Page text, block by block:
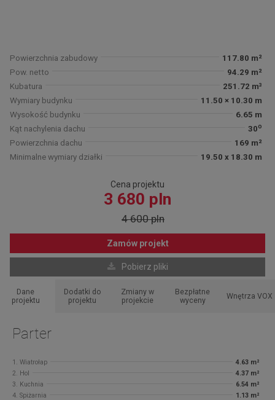
Powierzchnia zabudowy
117.80 m²
Pow. netto
94.29 m²
Kubatura
251.72 m³
Wymiary budynku
11.50 × 10.30 m
Wysokość budynku
6.65 m
Kąt nachylenia dachu
30o
Powierzchnia dachu
169 m²
Minimalne wymiary działki
19.50 x 18.30 m
Cena projektu
3 680 pln
4 600 pln
Zamów projekt
Pobierz pliki
Dane
projektu
Dodatki do
projektu
Zmiany w
projekcie
Bezpłatne
wyceny
Wnętrza VOX
Parter
1. Wiatrołap
4.63 m²
2. Hol
4.37 m²
3. Kuchnia
6.54 m²
4. Spiżarnia
1.13 m²